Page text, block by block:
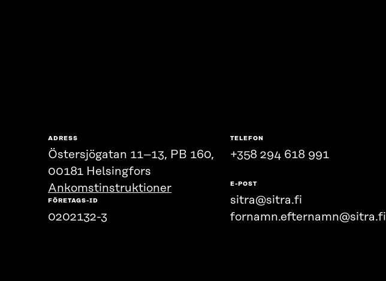
ADRESS
Östersjögatan 11–13, PB 160,
00181 Helsingfors
Ankomstinstruktioner
FÖRETAGS-ID
0202132-3
TELEFON
+358 294 618 991
E-POST
sitra@sitra.fi
fornamn.efternamn@sitra.fi